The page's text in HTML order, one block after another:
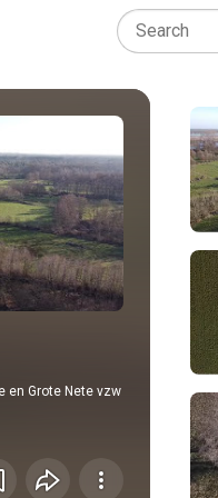
en Grote Nete vzw